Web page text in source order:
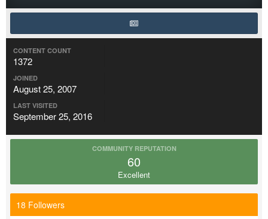
CONTENT COUNT
1372
JOINED
August 25, 2007
LAST VISITED
September 25, 2016
COMMUNITY REPUTATION
60
Excellent
18 Followers